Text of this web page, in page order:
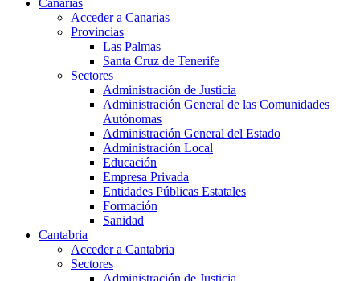
Canarias
Acceder a Canarias
Provincias
Las Palmas
Santa Cruz de Tenerife
Sectores
Administración de Justicia
Administración General de las Comunidades
Autónomas
Administración General del Estado
Administración Local
Educación
Empresa Privada
Entidades Públicas Estatales
Formación
Sanidad
Cantabria
Acceder a Cantabria
Sectores